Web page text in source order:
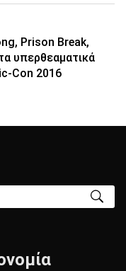
Prison Break,
υπερθεαματικά
Con 2016